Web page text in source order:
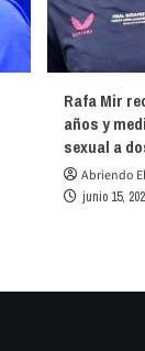
Rafa Mir
años y
sexual a
Abriendo
junio 15,